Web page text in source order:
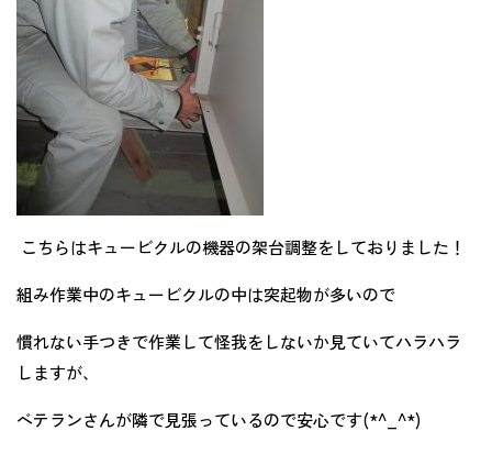
こちらはキュービクルの機器の架台調整をしておりました！
組み作業中のキュービクルの中は突起物が多いので
慣れない手つきで作業して怪我をしないか見ていてハラハラ
しますが、
ベテランさんが隣で見張っているので安心です(*^_^*)